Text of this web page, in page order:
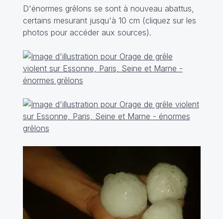
D'énormes grêlons se sont à nouveau abattus,
certains mesurant jusqu'à 10 cm (cliquez sur les
photos pour accéder aux sources).